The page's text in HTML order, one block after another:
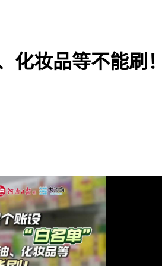
化妆品等不能刷